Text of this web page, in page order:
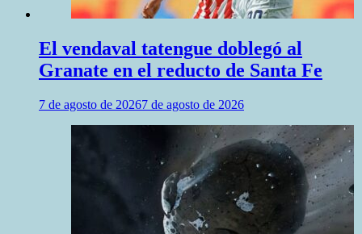
El vendaval tatengue doblegó al
Granate en el reducto de Santa Fe
7 de agosto de 20267 de agosto de 2026